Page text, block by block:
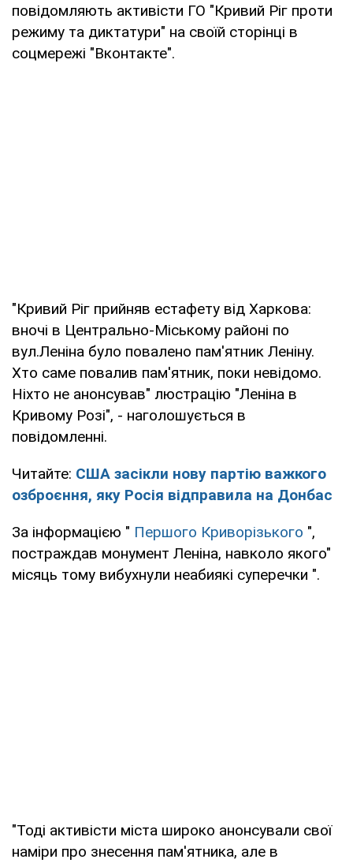
повідомляють активісти ГО "Кривий Ріг проти
режиму та диктатури" на своїй сторінці в
соцмережі "Вконтакте".
"Кривий Ріг прийняв естафету від Харкова:
вночі в Центрально-Міському районі по
вул.Леніна було повалено пам'ятник Леніну.
Хто саме повалив пам'ятник, поки невідомо.
Ніхто не анонсував" люстрацію "Леніна в
Кривому Розі", - наголошується в
повідомленні.
Читайте: США засікли нову партію важкого
озброєння, яку Росія відправила на Донбас
За інформацією " Першого Криворізького ",
постраждав монумент Леніна, навколо якого"
місяць тому вибухнули неабиякі суперечки ".
"Тоді активісти міста широко анонсували свої
наміри про знесення пам'ятника, але в